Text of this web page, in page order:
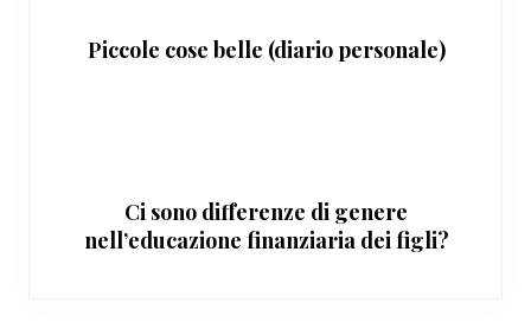
Piccole cose belle (diario personale)
Ci sono differenze di genere
nell’educazione finanziaria dei figli?